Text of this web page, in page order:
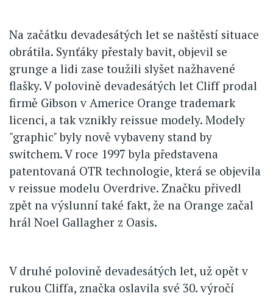
Na začátku devadesátých let se naštěstí situace
obrátila. Synťáky přestaly bavit, objevil se
grunge a lidi zase toužili slyšet nažhavené
flašky. V polovině devadesátých let Cliff prodal
firmě Gibson v Americe Orange trademark
licenci, a tak vznikly reissue modely. Modely
"graphic" byly nově vybaveny stand by
switchem. V roce 1997 byla představena
patentovaná OTR technologie, která se objevila
v reissue modelu Overdrive. Značku přivedl
zpět na výslunní také fakt, že na Orange začal
hrál Noel Gallagher z Oasis.
V druhé polovině devadesátých let, už opět v
rukou Cliffa, značka oslavila své 30. výročí